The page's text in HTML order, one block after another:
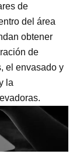
de
del área
obtener
de
el envasado y
la